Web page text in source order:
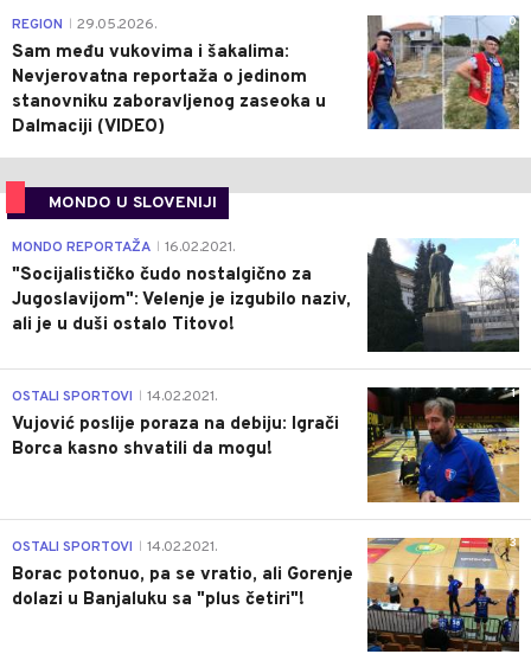
0
REGION 29.05.2026.
Sam među vukovima i šakalima:
Nevjerovatna reportaža o jedinom
stanovniku zaboravljenog zaseoka u
Dalmaciji (VIDEO)
MONDO U SLOVENIJI
4
MONDO REPORTAŽA 16.02.2021.
"Socijalističko čudo nostalgično za
Jugoslavijom": Velenje je izgubilo naziv,
ali je u duši ostalo Titovo!
1
OSTALI SPORTOVI 14.02.2021.
Vujović poslije poraza na debiju: Igrači
Borca kasno shvatili da mogu!
3
OSTALI SPORTOVI 14.02.2021.
Borac potonuo, pa se vratio, ali Gorenje
dolazi u Banjaluku sa "plus četiri"!